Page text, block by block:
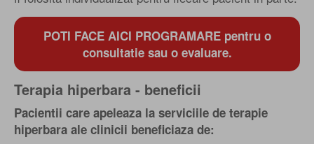
POTI FACE AICI PROGRAMARE pentru o
consultatie sau o evaluare.
Terapia hiperbara - beneficii
Pacientii care apeleaza la serviciile de terapie
hiperbara ale clinicii beneficiaza de: